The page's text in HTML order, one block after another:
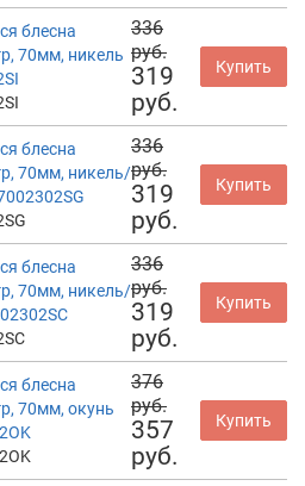
блесна
70мм, никель
336
руб.
319
руб.
Купить
блесна
70мм, никель/
336
руб.
319
руб.
Купить
блесна
70мм, никель/
336
руб.
319
руб.
Купить
блесна
70мм, окунь
376
руб.
357
руб.
Купить